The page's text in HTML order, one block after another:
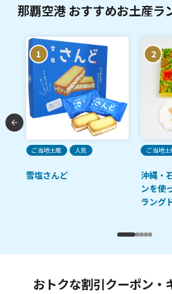
那覇空港 おすすめお土産ラ
1
ご当地土産 人気
雪塩さんど
2
ご当地土
沖縄・
ンを使
ラング
おトクな割引クーポン・